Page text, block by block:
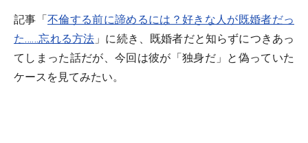
記事「不倫する前に諦めるには？好きな人が既婚者だっ
た……忘れる方法 」に続き、既婚者だと知らずにつきあっ
てしまった話だが、今回は彼が「独身だ」と偽っていた
ケースを見てみたい。